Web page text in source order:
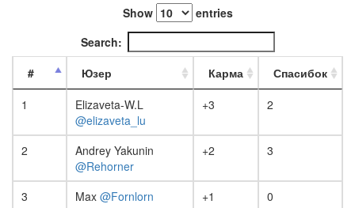
Show
entries
Search:
#
Юзер Карма
Спасибок
1
Elizaveta-W.L
@elizaveta_lu
+3 2
2
Andrey Yakunin
@Rehorner
+2 3
3 Max @Fornlorn +1 0